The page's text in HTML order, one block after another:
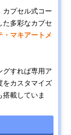
カプセル式コー
た多彩なカプセ
・マキアートメ
グすれば専用ア
をカスタマイズ
搭載していま